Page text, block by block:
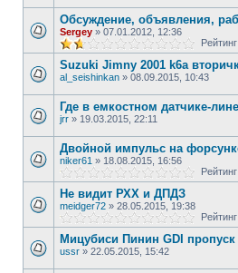
Обсуждение, объявления,
Sergey » 07.01.2012, 12:36
Suzuki Jimny 2001 k6a
al_seishinkan » 08.09.2015, 10:43
Где в емкостном датчике-
jrr » 19.03.2015, 22:11
Двойной импульс на
niker61 » 18.08.2015, 16:56
Не видит РХХ и ДПДЗ
meidger72 » 28.05.2015, 19:38
Мицубиси Пинин GDI пропуск
ussr » 22.05.2015, 15:42